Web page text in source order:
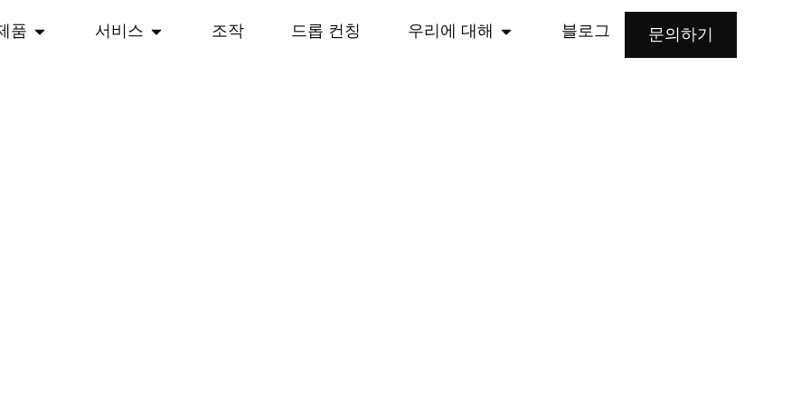
품 서비스 조작 드롭 컨칭 우리에 대해 블로그 문의하기